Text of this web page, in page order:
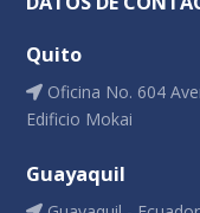
Quito
Oficina No. 604
Edificio Mokai
Guayaquil